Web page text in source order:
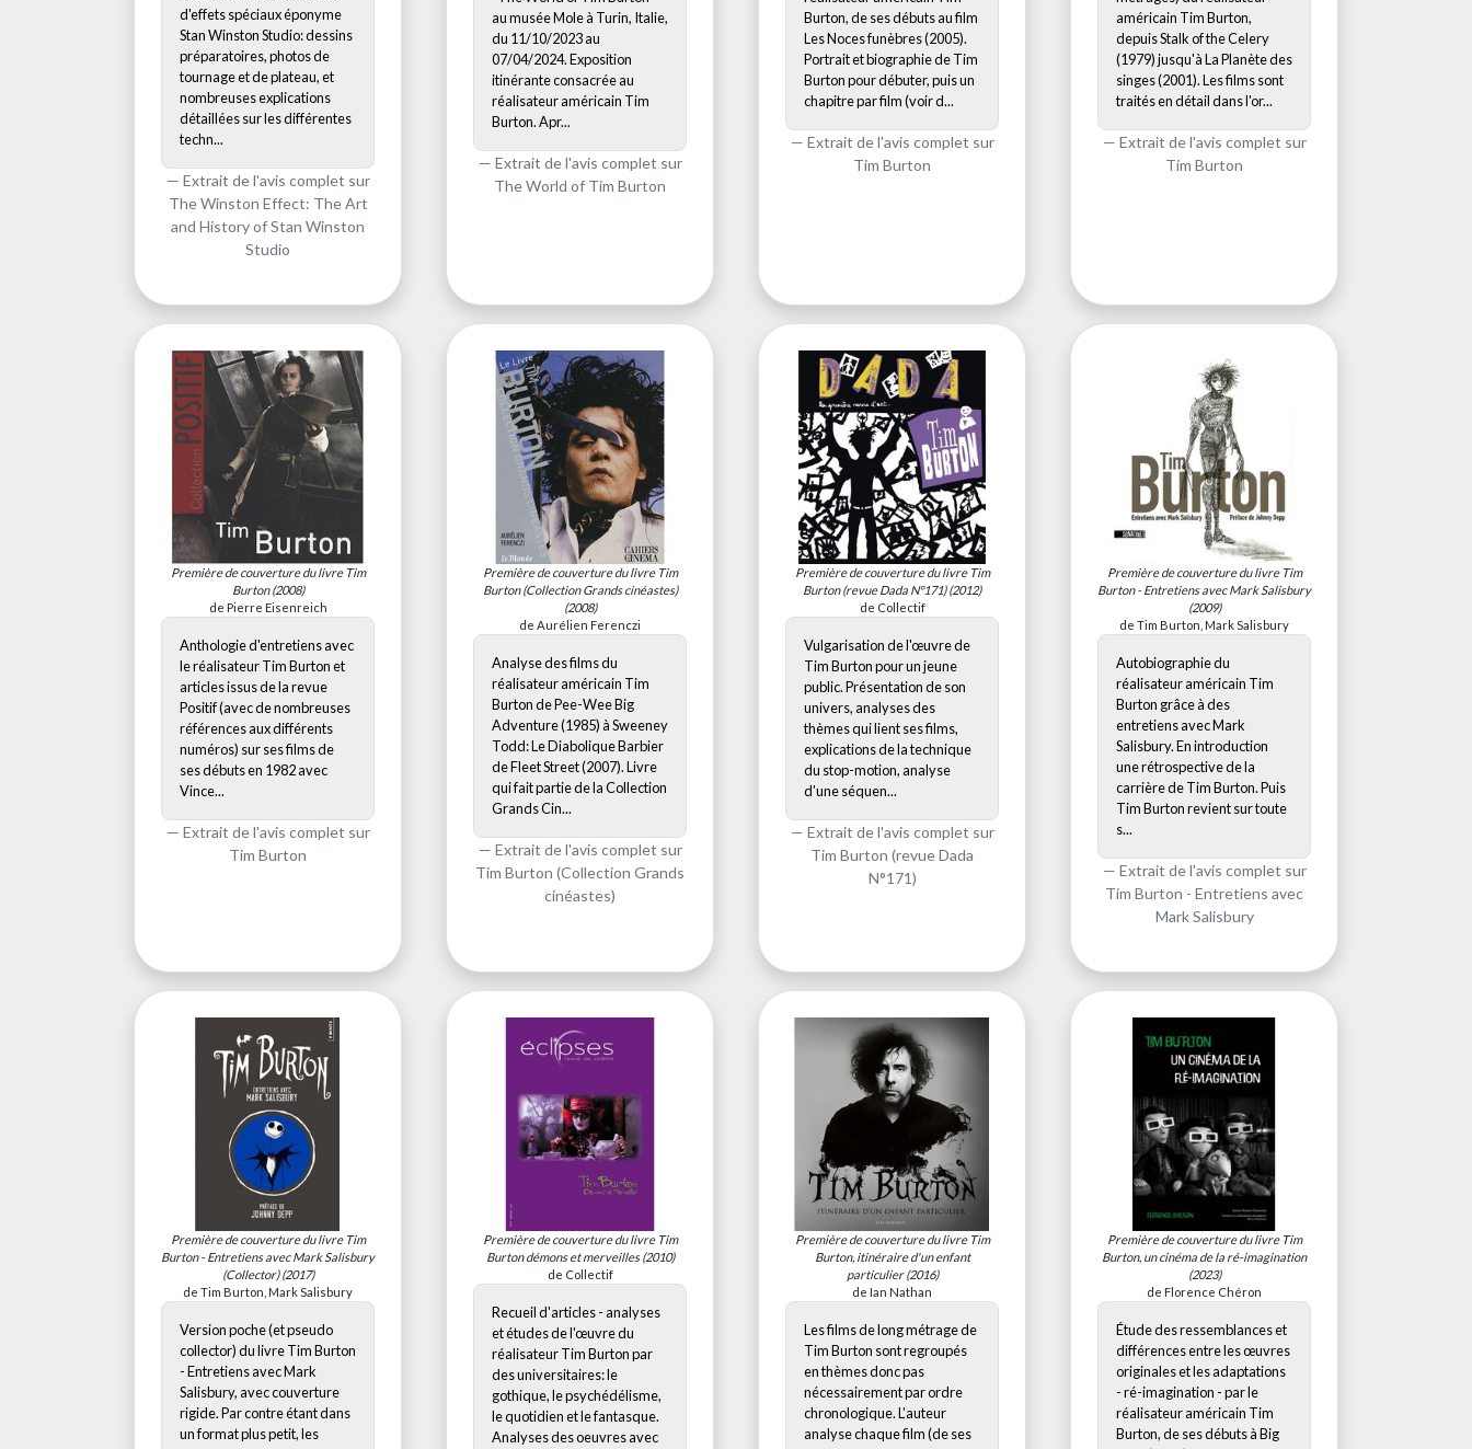
d'effets spéciaux éponyme
Stan Winston Studio: dessins
préparatoires, photos de
tournage et de plateau, et
nombreuses explications
détaillées sur les différentes
techn...
Extrait de l'avis complet sur
The Winston Effect: The Art
and History of Stan Winston
Studio
au musée Mole à Turin, Italie,
du 11/10/2023 au
07/04/2024. Exposition
itinérante consacrée au
réalisateur américain Tim
Burton. Apr...
Extrait de l'avis complet sur
The World of Tim Burton
Burton, de ses débuts au film
Les Noces funèbres (2005).
Portrait et biographie de Tim
Burton pour débuter, puis un
chapitre par film (voir d...
Extrait de l'avis complet sur
Tim Burton
américain Tim Burton,
depuis Stalk of the Celery
(1979) jusqu'à La Planète des
singes (2001). Les films sont
traités en détail dans l'or...
Extrait de l'avis complet sur
Tim Burton
Première de couverture du livre Tim
Burton(2008)
de Pierre Eisenreich
Anthologie d'entretiens avec
le réalisateur Tim Burton et
articles issus de la revue
Positif (avec de nombreuses
références aux différents
numéros) sur ses films de
ses débuts en 1982 avec
Vince...
Extrait de l'avis complet sur
Tim Burton
Première de couverture du livre Tim
Burton (Collection Grands cinéastes)
(2008)
de Aurélien Ferenczi
Analyse des films du
réalisateur américain Tim
Burton de Pee-Wee Big
Adventure (1985) à Sweeney
Todd: Le Diabolique Barbier
de Fleet Street (2007). Livre
qui fait partie de la Collection
Grands Cin...
Extrait de l'avis complet sur
Tim Burton (Collection Grands
cinéastes)
Première de couverture du livre Tim
Burton (revue Dada N°171)(2012)
de Collectif
Vulgarisation de l'œuvre de
Tim Burton pour un jeune
public. Présentation de son
univers, analyses des
thèmes qui lient ses films,
explications de la technique
du stop-motion, analyse
d'une séquen...
Extrait de l'avis complet sur
Tim Burton (revue Dada
N°171)
Première de couverture du livre Tim
Burton - Entretiens avec Mark Salisbury
(2009)
de Tim Burton, Mark Salisbury
Autobiographie du
réalisateur américain Tim
Burton grâce à des
entretiens avec Mark
Salisbury. En introduction
une rétrospective de la
carrière de Tim Burton. Puis
Tim Burton revient sur toute
s...
Extrait de l'avis complet sur
Tim Burton - Entretiens avec
Mark Salisbury
Première de couverture du livre Tim
Burton - Entretiens avec Mark Salisbury
(Collector)(2017)
de Tim Burton, Mark Salisbury
Version poche (et pseudo
collector) du livre Tim Burton
- Entretiens avec Mark
Salisbury, avec couverture
rigide. Par contre étant dans
un format plus petit, les
Première de couverture du livre Tim
Burton démons et merveilles(2010)
de Collectif
Recueil d'articles - analyses
et études de l'œuvre du
réalisateur Tim Burton par
des universitaires: le
gothique, le psychédélisme,
le quotidien et le fantasque.
Analyses des oeuvres avec
Première de couverture du livre Tim
Burton, itinéraire d'un enfant
particulier(2016)
de Ian Nathan
Les films de long métrage de
Tim Burton sont regroupés
en thèmes donc pas
nécessairement par ordre
chronologique. L'auteur
analyse chaque film (de ses
Première de couverture du livre Tim
Burton, un cinéma de la ré-imagination
(2023)
de Florence Chéron
Étude des ressemblances et
différences entre les œuvres
originales et les adaptations
- ré-imagination - par le
réalisateur américain Tim
Burton, de ses débuts à Big